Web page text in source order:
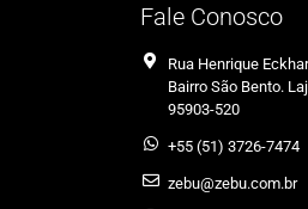
Fale Conosco
Rua Henrique
Bairro São Bento.
95903-520
+55 (51) 3726-7474
zebu@zebu.com.br